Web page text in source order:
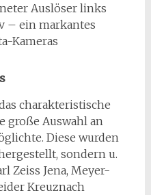
Auslöser links
– ein markantes
Kameras
charakteristische
große Auswahl an
Diese wurden
sondern u.
Zeiss Jena, Meyer-
Kreuznach